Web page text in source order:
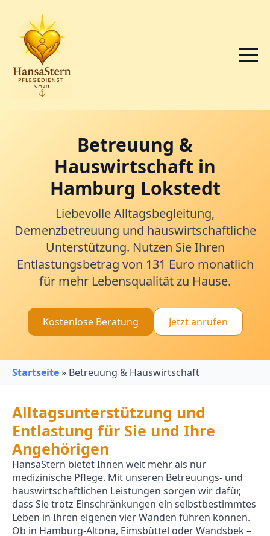
Betreuung &
Hauswirtschaft in
Hamburg Lokstedt
Liebevolle Alltagsbegleitung,
Demenzbetreuung und hauswirtschaftliche
Unterstützung. Nutzen Sie Ihren
Entlastungsbetrag von 131 Euro monatlich
für mehr Lebensqualität zu Hause.
Kostenlose Beratung Jetzt anrufen
Startseite» Betreuung & Hauswirtschaft
Alltagsunterstützung und
Entlastung für Sie und Ihre
Angehörigen
HansaStern bietet Ihnen weit mehr als nur
medizinische Pflege. Mit unseren Betreuungs- und
hauswirtschaftlichen Leistungen sorgen wir dafür,
dass Sie trotz Einschränkungen ein selbstbestimmtes
Leben in Ihren eigenen vier Wänden führen können.
Ob in Hamburg-Altona, Eimsbüttel oder Wandsbek –